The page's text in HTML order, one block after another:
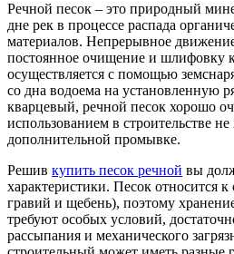
Речной песок – это природный
дне рек в процессе распада
материалов. Непрерывное
постоянное очищение и шлифовку
осуществляется с помощью
со дна водоема на установленную
кварцевый, речной песок хорошо
использованием в строительстве не
дополнительной промывке.
Решив купить песок речной вы
характеристики. Песок относится
гравий и щебень), поэтому
требуют особых условий,
рассыпания и механического